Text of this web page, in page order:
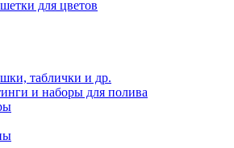
для цветов
таблички и др.
и наборы для полива